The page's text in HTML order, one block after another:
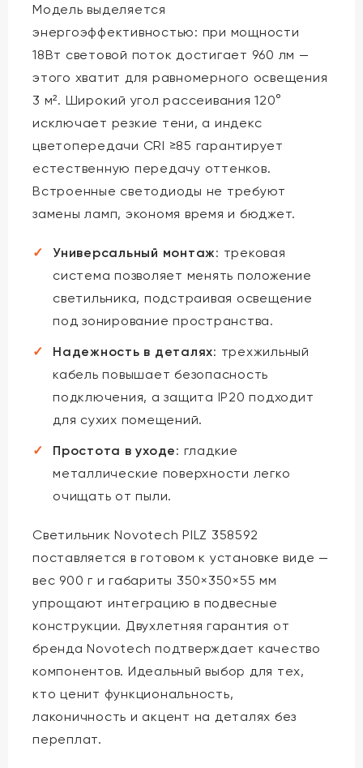
Модель выделяется
энергоэффективностью: при мощности
18Вт световой поток достигает 960 лм —
этого хватит для равномерного освещения
3 м². Широкий угол рассеивания 120°
исключает резкие тени, а индекс
цветопередачи CRI ≥85 гарантирует
естественную передачу оттенков.
Встроенные светодиоды не требуют
замены ламп, экономя время и бюджет.
Универсальный монтаж: трековая
система позволяет менять положение
светильника, подстраивая освещение
под зонирование пространства.
Надежность в деталях: трехжильный
кабель повышает безопасность
подключения, а защита IP20 подходит
для сухих помещений.
Простота в уходе: гладкие
металлические поверхности легко
очищать от пыли.
Светильник Novotech PILZ 358592
поставляется в готовом к установке виде —
вес 900 г и габариты 350×350×55 мм
упрощают интеграцию в подвесные
конструкции. Двухлетняя гарантия от
бренда Novotech подтверждает качество
компонентов. Идеальный выбор для тех,
кто ценит функциональность,
лаконичность и акцент на деталях без
переплат.